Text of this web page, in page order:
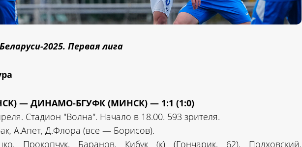
2025. Первая лига
— ДИНАМО-БГУФК (МИНСК) — 1:1 (1:0)
Стадион "Волна". Начало в 18.00. 593 зрителя.
А.Апет, Д.Флора (все — Борисов).
Прокопчук, Баранов, Кибук (к) (Гончарик, 62), Полховский,